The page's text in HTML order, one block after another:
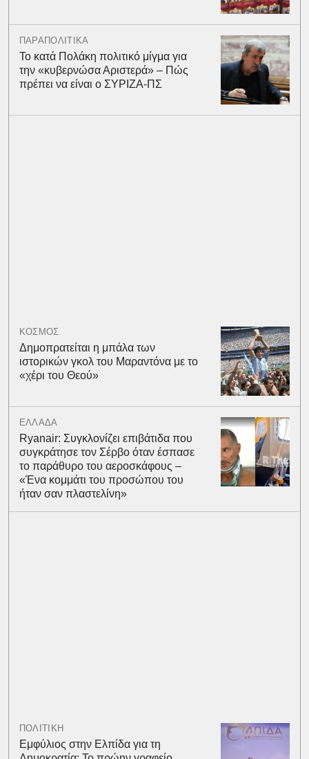
ΠΑΡΑΠΟΛΙΤΙΚΑ
Το κατά Πολάκη πολιτικό μίγμα για
την «κυβερνώσα Αριστερά» – Πώς
πρέπει να είναι ο ΣΥΡΙΖΑ-ΠΣ
ΚΟΣΜΟΣ
Δημοπρατείται η μπάλα των
ιστορικών γκολ του Μαραντόνα με το
«χέρι του Θεού»
ΕΛΛΑΔΑ
Ryanair: Συγκλονίζει επιβάτιδα που
συγκράτησε τον Σέρβο όταν έσπασε
το παράθυρο του αεροσκάφους –
«Ένα κομμάτι του προσώπου του
ήταν σαν πλαστελίνη»
ΠΟΛΙΤΙΚΗ
Εμφύλιος στην Ελπίδα για τη